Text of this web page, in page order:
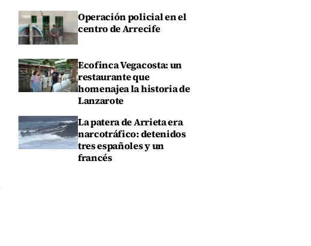
Operación policial en el
centro de Arrecife
Ecofinca Vegacosta: un
restaurante que
homenajea la historia de
Lanzarote
La patera de Arrieta era
narcotráfico: detenidos
tres españoles y un
francés